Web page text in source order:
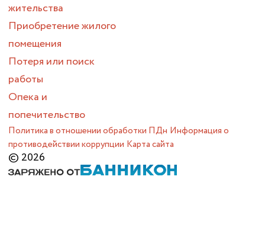
жительства
Приобретение жилого
помещения
Потеря или поиск
работы
Опека и
попечительство
Политика в отношении обработки ПДн Информация о
противодействии коррупции Карта сайта
© 2026